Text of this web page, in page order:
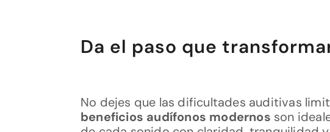
Da el paso que
No dejes que las dificultades auditivas
beneficios audífonos modernos son